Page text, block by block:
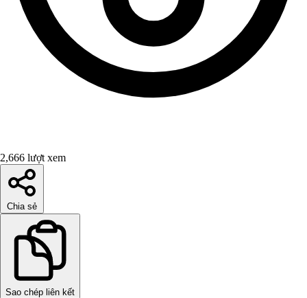
2,666 lượt xem
Chia sẻ
Sao chép liên kết